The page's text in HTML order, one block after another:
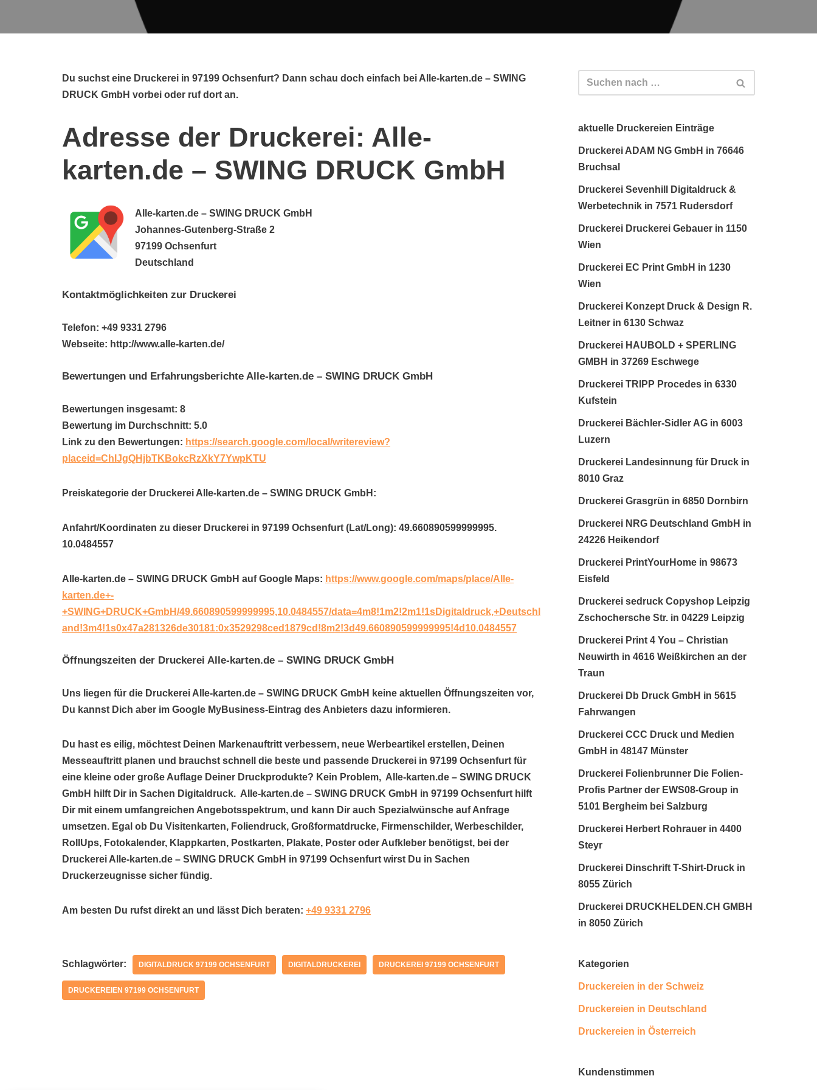
Du suchst eine Druckerei in 97199 Ochsenfurt? Dann schau doch einfach bei Alle-karten.de – SWING
DRUCK GmbH vorbei oder ruf dort an.
Adresse der Druckerei: Alle-
karten.de – SWING DRUCK GmbH
Alle-karten.de – SWING DRUCK GmbH
Johannes-Gutenberg-Straße 2
97199 Ochsenfurt
Deutschland
Kontaktmöglichkeiten zur Druckerei
Telefon: +49 9331 2796
Webseite: http://www.alle-karten.de/
Bewertungen und Erfahrungsberichte Alle-karten.de – SWING DRUCK GmbH
Bewertungen insgesamt: 8
Bewertung im Durchschnitt: 5.0
Link zu den Bewertungen: https://search.google.com/local/writereview?
placeid=ChIJgQHjbTKBokcRzXkY7YwpKTU
Preiskategorie der Druckerei Alle-karten.de – SWING DRUCK GmbH:
Anfahrt/Koordinaten zu dieser Druckerei in 97199 Ochsenfurt (Lat/Long): 49.660890599999995.
10.0484557
Alle-karten.de – SWING DRUCK GmbH auf Google Maps: https://www.google.com/maps/place/Alle-
karten.de+-
+SWING+DRUCK+GmbH/49.660890599999995,10.0484557/data=4m8!1m2!2m1!1sDigitaldruck,+Deutschl
and!3m4!1s0x47a281326de30181:0x3529298ced1879cd!8m2!3d49.660890599999995!4d10.0484557
Öffnungszeiten der Druckerei Alle-karten.de – SWING DRUCK GmbH
Uns liegen für die Druckerei Alle-karten.de – SWING DRUCK GmbH keine aktuellen Öffnungszeiten vor,
Du kannst Dich aber im Google MyBusiness-Eintrag des Anbieters dazu informieren.
Du hast es eilig, möchtest Deinen Markenauftritt verbessern, neue Werbeartikel erstellen, Deinen
Messeauftritt planen und brauchst schnell die beste und passende Druckerei in 97199 Ochsenfurt für
eine kleine oder große Auflage Deiner Druckprodukte? Kein Problem, Alle-karten.de – SWING DRUCK
GmbH hilft Dir in Sachen Digitaldruck. Alle-karten.de – SWING DRUCK GmbH in 97199 Ochsenfurt hilft
Dir mit einem umfangreichen Angebotsspektrum, und kann Dir auch Spezialwünsche auf Anfrage
umsetzen. Egal ob Du Visitenkarten, Foliendruck, Großformatdrucke, Firmenschilder, Werbeschilder,
RollUps, Fotokalender, Klappkarten, Postkarten, Plakate, Poster oder Aufkleber benötigst, bei der
Druckerei Alle-karten.de – SWING DRUCK GmbH in 97199 Ochsenfurt wirst Du in Sachen
Druckerzeugnisse sicher fündig.
Am besten Du rufst direkt an und lässt Dich beraten: +49 9331 2796
Schlagwörter: DIGITALDRUCK 97199 OCHSENFURT DIGITALDRUCKEREI DRUCKEREI 97199 OCHSENFURT
DRUCKEREIEN 97199 OCHSENFURT
aktuelle Druckereien Einträge
Druckerei ADAM NG GmbH in 76646
Bruchsal
Druckerei Sevenhill Digitaldruck &
Werbetechnik in 7571 Rudersdorf
Druckerei Druckerei Gebauer in 1150
Wien
Druckerei EC Print GmbH in 1230
Wien
Druckerei Konzept Druck & Design R.
Leitner in 6130 Schwaz
Druckerei HAUBOLD + SPERLING
GMBH in 37269 Eschwege
Druckerei TRIPP Procedes in 6330
Kufstein
Druckerei Bächler-Sidler AG in 6003
Luzern
Druckerei Landesinnung für Druck in
8010 Graz
Druckerei Grasgrün in 6850 Dornbirn
Druckerei NRG Deutschland GmbH in
24226 Heikendorf
Druckerei PrintYourHome in 98673
Eisfeld
Druckerei sedruck Copyshop Leipzig
Zschochersche Str. in 04229 Leipzig
Druckerei Print 4 You – Christian
Neuwirth in 4616 Weißkirchen an der
Traun
Druckerei Db Druck GmbH in 5615
Fahrwangen
Druckerei CCC Druck und Medien
GmbH in 48147 Münster
Druckerei Folienbrunner Die Folien-
Profis Partner der EWS08-Group in
5101 Bergheim bei Salzburg
Druckerei Herbert Rohrauer in 4400
Steyr
Druckerei Dinschrift T-Shirt-Druck in
8055 Zürich
Druckerei DRUCKHELDEN.CH GMBH
in 8050 Zürich
Kategorien
Druckereien in der Schweiz
Druckereien in Deutschland
Druckereien in Österreich
Kundenstimmen